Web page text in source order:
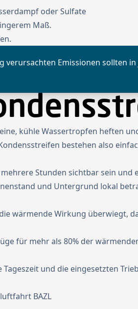
oder Sulfate
Maß.
Emissionen sollten in
kühle Wassertropfen heften
bestehen also
Stunden sichtbar sein und
und Untergrund lokal
wärmende Wirkung überwiegt,
für mehr als 80% der
und die eingesetzten
BAZL